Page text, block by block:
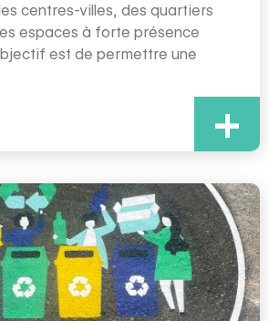
centres-villes, des quartiers
espaces à forte présence
est de permettre une
+